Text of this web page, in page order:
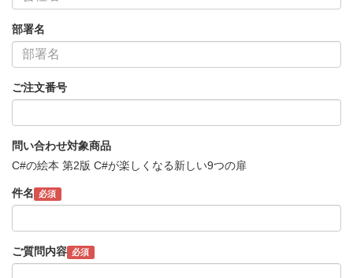
部署名
ご注文番号
問い合わせ対象商品
C#の絵本 第2版 C#が楽しくなる新しい9つの扉
件名 必須
ご質問内容 必須